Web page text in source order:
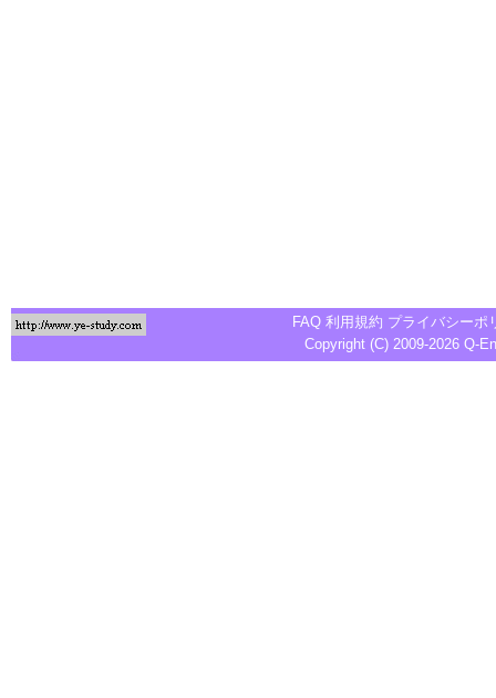
FAQ 利用規約 プライバシーポ
Copyright (C) 2009-2026 Q-